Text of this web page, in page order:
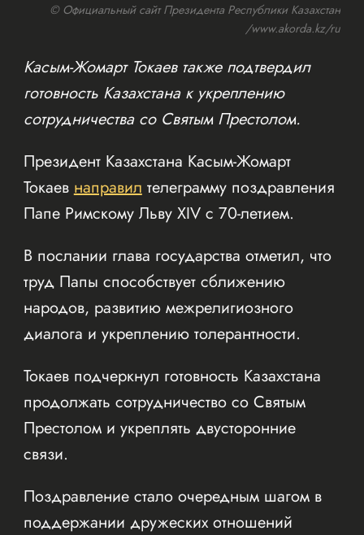
© Официальный сайт Президента Республики Казахстан
/www.akorda.kz/ru
Касым-Жомарт Токаев также подтвердил
готовность Казахстана к укреплению
сотрудничества со Святым Престолом.
Президент Казахстана Касым-Жомарт
Токаевнаправилтелеграмму поздравления
Папе Римскому Льву XIV с 70-летием.
В послании глава государства отметил, что
труд Папы способствует сближению
народов, развитию межрелигиозного
диалога и укреплению толерантности.
Токаев подчеркнул готовность Казахстана
продолжать сотрудничество со Святым
Престолом и укреплять двусторонние
связи.
Поздравление стало очередным шагом в
поддержании дружеских отношений